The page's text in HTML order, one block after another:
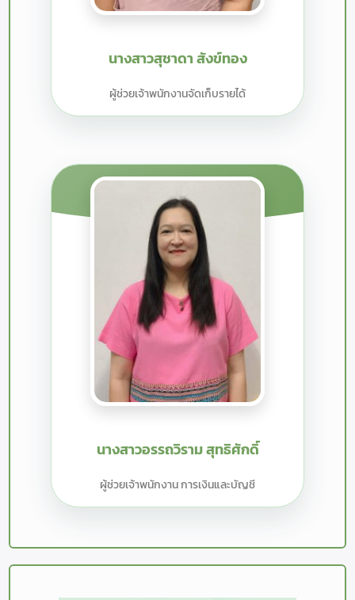
นางสาวสุชาดา สังข์ทอง
ผู้ช่วยเจ้าพนักงานจัดเก็บรายได้
นางสาวอรรถวิราม สุทธิศักดิ์
ผู้ช่วยเจ้าพนักงาน การเงินและบัญชี